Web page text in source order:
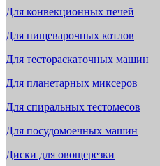
Для конвекционных печей
Для пищеварочных котлов
Для тестораскаточных машин
Для планетарных миксеров
Для спиральных тестомесов
Для посудомоечных машин
Диски для овощерезки